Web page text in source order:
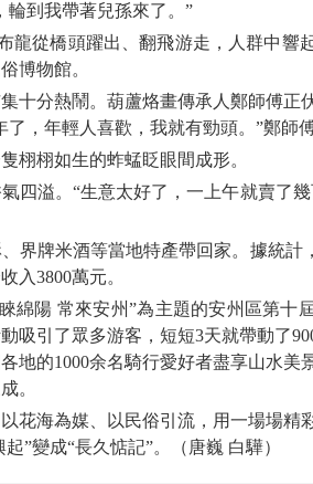
輪到我帶著兒孫來了。”
從橋頭躍出、翻飛游走，人群中響
博物館。
分熱鬧。葫蘆烙畫傳承人鄭師傅正
，年輕人喜歡，我就有勁頭。”鄭師傅
栩如生的蚱蜢眨眼間成形。
溢。“生意太好了，一上午就賣了幾
牌米酒等當地特產帶回家。據統計
入3800萬元。
陽 常來安州”為主題的安州區第十
吸引了眾多游客，短短3天就帶動了
地的1000余名騎行愛好者盡享山水美
。
海為媒、以民俗引流，用一場場精
”變成“長久惦記”。（唐巍 白驊）